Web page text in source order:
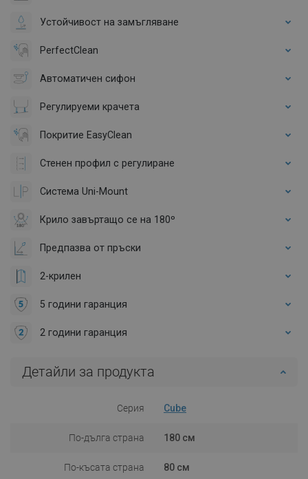
Устойчивост на замъгляване
PerfectClean
Автоматичен сифон
Регулируеми крачета
Покритие EasyClean
Стенен профил с регулиране
Система Uni-Mount
Крило завъртащо се на 180º
Предпазва от пръски
2-крилен
5 години гаранция
2 години гаранция
Детайли за продукта
Серия Cube
По-дълга страна 180 см
По-късата страна 80 см